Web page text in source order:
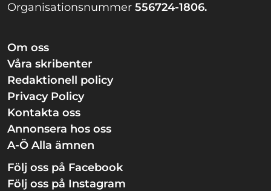
Organisationsnummer 556724-1806.
Om oss
Våra skribenter
Redaktionell policy
Privacy Policy
Kontakta oss
Annonsera hos oss
A-Ö Alla ämnen
Följ oss på Facebook
Följ oss på Instagram